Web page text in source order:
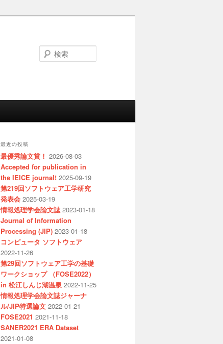
最近の投稿
最優秀論文賞！ 2026-08-03
Accepted for publication in
the IEICE journal! 2025-09-19
第219回ソフトウェア工学研究
発表会 2025-03-19
情報処理学会論文誌 2023-01-18
Journal of Information
Processing (JIP) 2023-01-18
コンピュータ ソフトウェア
2022-11-26
第29回ソフトウェア工学の基礎
ワークショップ （FOSE2022）
in 松江しんじ湖温泉 2022-11-25
情報処理学会論文誌ジャーナ
ル/JIP特選論文 2022-01-21
FOSE2021 2021-11-18
SANER2021 ERA Dataset
2021-01-08